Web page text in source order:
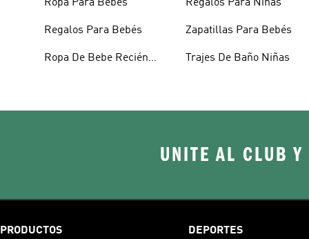
Ropa Para Bebés
Regalos Para Bebés
Ropa De Bebe Recién
Regalos Para Niñas
Zapatillas Para Bebés
Trajes De Baño Niñas
UNITE AL CLUB
PRODUCTOS DEPORTES